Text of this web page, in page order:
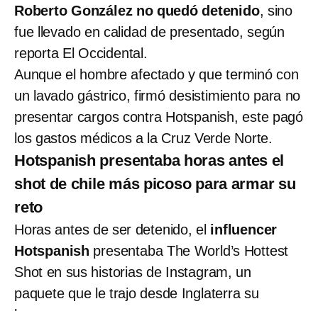
Roberto González no quedó detenido, sino
fue llevado en calidad de presentado, según
reporta El Occidental.
Aunque el hombre afectado y que terminó con
un lavado gástrico, firmó desistimiento para no
presentar cargos contra Hotspanish, este pagó
los gastos médicos a la Cruz Verde Norte.
Hotspanish presentaba horas antes el
shot de chile más picoso para armar su
reto
Horas antes de ser detenido, el influencer
Hotspanish presentaba The World’s Hottest
Shot en sus historias de Instagram, un
paquete que le trajo desde Inglaterra su